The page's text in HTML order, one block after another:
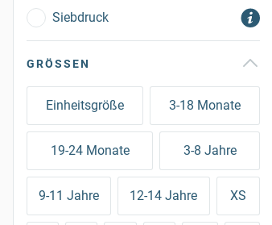
Siebdruck
GRÖSSEN
Einheitsgröße 3-18 Monate
19-24 Monate 3-8 Jahre
9-11 Jahre 12-14 Jahre XS